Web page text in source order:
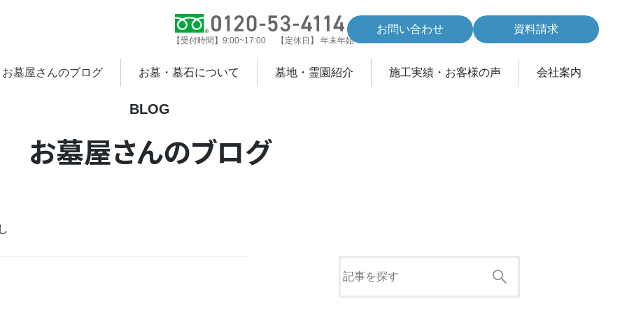
【受付時間】9:00~17:00 【定休日】 年末年始
お問い合わせ 資料請求
お墓屋さんのブログ お墓・墓石について 墓地・霊園紹介 施工実績・お客様の声 会社案内
BLOG
お墓屋さんのブログ